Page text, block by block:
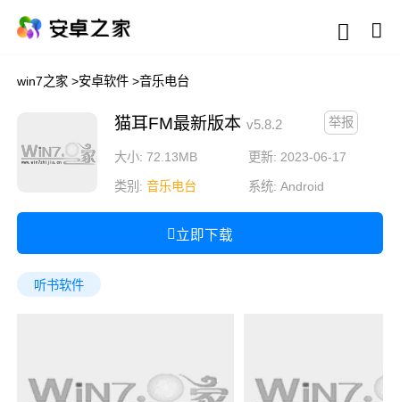
win7之家 >安卓软件 >音乐电台
猫耳FM最新版本 v5.8.2 举报
大小: 72.13MB 更新: 2023-06-17
类别: 音乐电台 系统:Android
立即下载
听书软件